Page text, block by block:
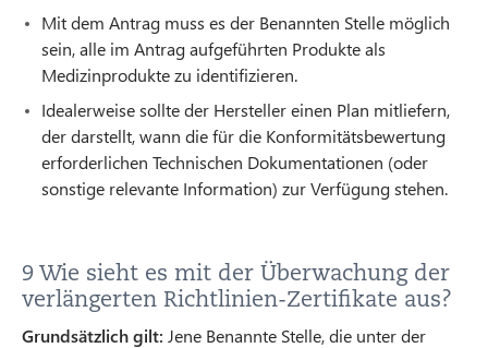
Mit dem Antrag muss es der Benannten Stelle möglich
sein, alle im Antrag aufgeführten Produkte als
Medizinprodukte zu identifizieren.
Idealerweise sollte der Hersteller einen Plan mitliefern,
der darstellt, wann die für die Konformitätsbewertung
erforderlichen Technischen Dokumentationen (oder
sonstige relevante Information) zur Verfügung stehen.
9 Wie sieht es mit der Überwachung der
verlängerten Richtlinien-Zertifikate aus?
Grundsätzlich gilt: Jene Benannte Stelle, die unter der